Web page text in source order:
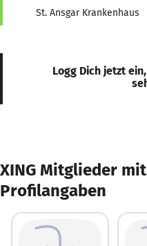
St. Ansgar Krankenhaus
Logg Dich jetzt
XING Mitglieder
Profilangaben